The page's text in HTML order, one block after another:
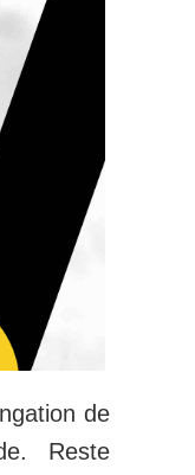
de
Reste